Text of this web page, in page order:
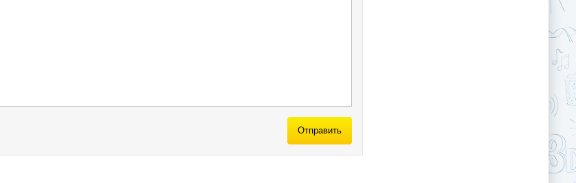
Отправить